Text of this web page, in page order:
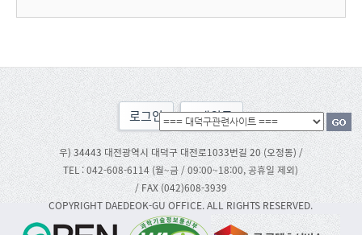
로그인 맨위로
우) 34443 대전광역시 대덕구 대전로1033번길 20 (오정동) /
TEL : 042-608-6114 (월~금 / 09:00~18:00, 공휴일 제외)
/ FAX (042)608-3939
COPYRIGHT DAEDEOK-GU OFFICE. ALL RIGHTS RESERVED.